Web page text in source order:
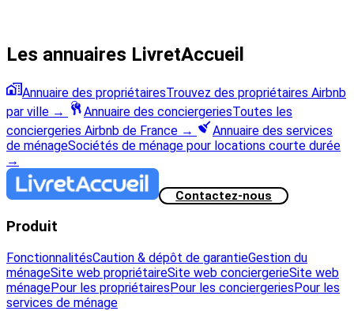
Les annuaires LivretAccueil
Annuaire des propriétairesTrouvez des propriétaires Airbnb
par ville → Annuaire des conciergeriesToutes les
conciergeries Airbnb de France →
Annuaire des services
de ménageSociétés de ménage pour locations courte durée
→
Contactez-nous
Produit
FonctionnalitésCaution & dépôt de garantieGestion du
ménageSite web propriétaireSite web conciergerieSite web
ménagePour les propriétairesPour les conciergeriesPour les
services de ménage